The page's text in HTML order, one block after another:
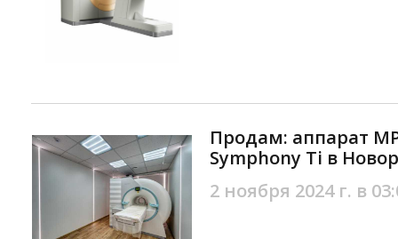
Продам: аппарат
Symphony Ti в
2 ноября 2024 г. в